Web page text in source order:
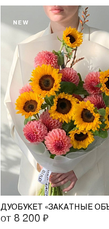
NEW
ДУОБУКЕТ «ЗАКАТНЫЕ
от 8 200 ₽